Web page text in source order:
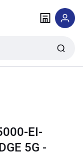
EI-
5G -